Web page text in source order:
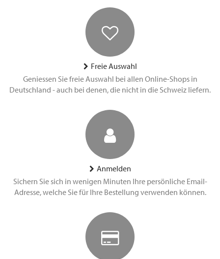
Freie Auswahl
Geniessen Sie freie Auswahl bei allen Online-Shops in
Deutschland - auch bei denen, die nicht in die Schweiz liefern.
Anmelden
Sichern Sie sich in wenigen Minuten Ihre persönliche Email-
Adresse, welche Sie für Ihre Bestellung verwenden können.